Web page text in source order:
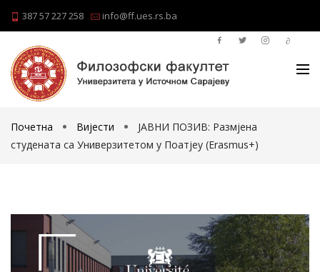
387 57 227 258 info@ff.ues.rs.ba
Почетна Вијести
ЈАВНИ ПОЗИВ: Размјена
студената са Универзитетом у Поатјеу (Erasmus+)